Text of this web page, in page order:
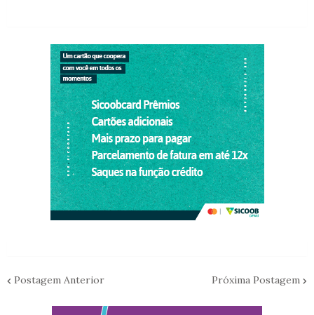
Postagem Anterior Próxima Postagem